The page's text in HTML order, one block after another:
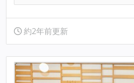
約2年前更新